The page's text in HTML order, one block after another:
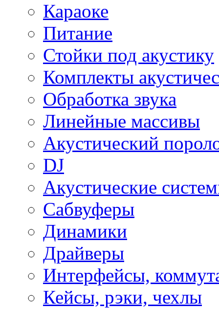
Караоке
Питание
Стойки под акустику
Комплекты
Обработка звука
Линейные массивы
Акустический
DJ
Акустические
Сабвуферы
Динамики
Драйверы
Интерфейсы,
Кейсы, рэки, чехлы